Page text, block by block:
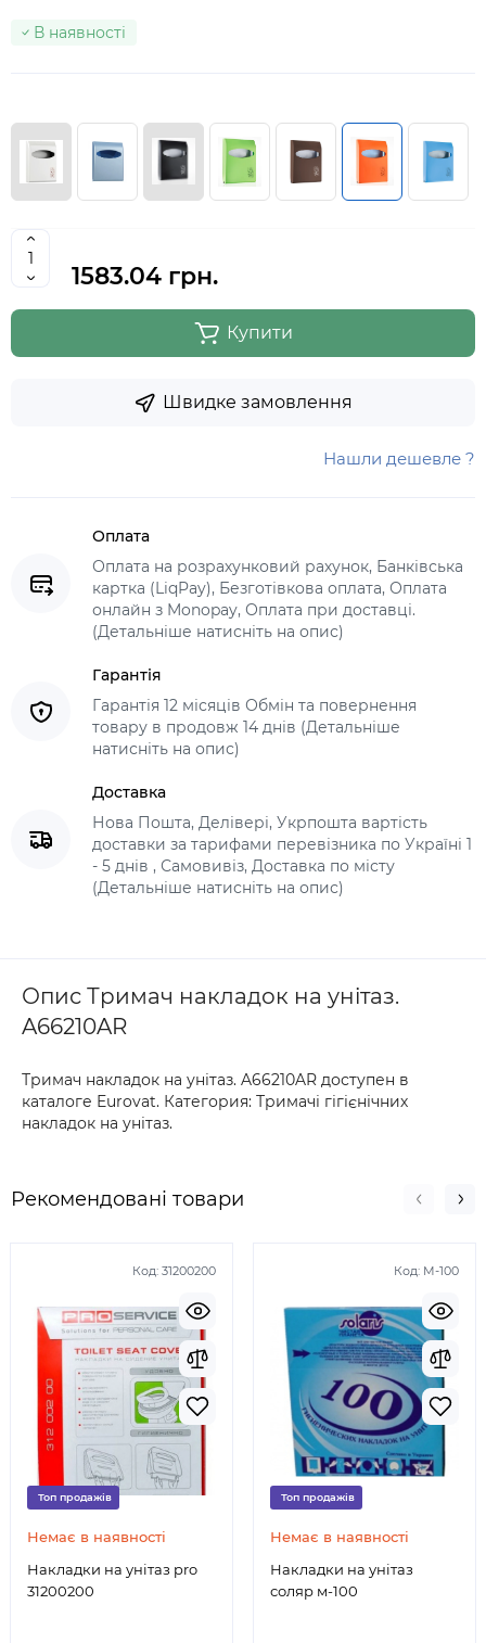
В наявності
1583.04 грн.
Купити
Швидке замовлення
Нашли дешевле ?
Оплата
Оплата на розрахунковий рахунок, Банківська
картка (LiqPay), Безготівкова оплата, Оплата
онлайн з Monopay, Оплата при доставці.
(Детальніше натисніть на опис)
Гарантія
Гарантія 12 місяців Обмін та повернення
товару в продовж 14 днів (Детальніше
натисніть на опис)
Доставка
Нова Пошта, Делівері, Укрпошта вартість
доставки за тарифами перевізника по Україні 1
- 5 днів , Самовивіз, Доставка по місту
(Детальніше натисніть на опис)
Опис Тримач накладок на унітаз.
A66210AR
Тримач накладок на унітаз. A66210AR доступен в
каталоге Eurovat. Категория: Тримачі гігієнічних
накладок на унітаз.
Рекомендовані товари
Код: 31200200
Топ продажів
Немає в наявності
Накладки на унітаз pro
31200200
Код: М-100
Топ продажів
Немає в наявності
Накладки на унітаз
соляр м-100